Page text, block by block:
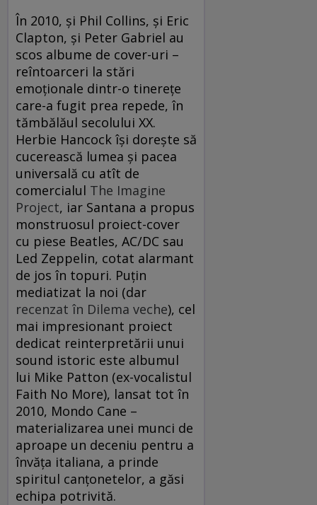
În 2010, şi Phil Collins, şi Eric
Clapton, şi Peter Gabriel au
scos albume de cover-uri –
reîntoarceri la stări
emoţionale dintr-o tinereţe
care-a fugit prea repede, în
tămbălăul secolului XX.
Herbie Hancock îşi doreşte să
cucerească lumea şi pacea
universală cu atît de
comercialul The Imagine
Project, iar Santana a propus
monstruosul proiect-cover
cu piese Beatles, AC/DC sau
Led Zeppelin, cotat alarmant
de jos în topuri. Puţin
mediatizat la noi (dar
recenzat în Dilema veche), cel
mai impresionant proiect
dedicat reinterpretării unui
sound istoric este albumul
lui Mike Patton (ex-vocalistul
Faith No More), lansat tot în
2010, Mondo Cane –
materializarea unei munci de
aproape un deceniu pentru a
învăţa italiana, a prinde
spiritul canţonetelor, a găsi
echipa potrivită.